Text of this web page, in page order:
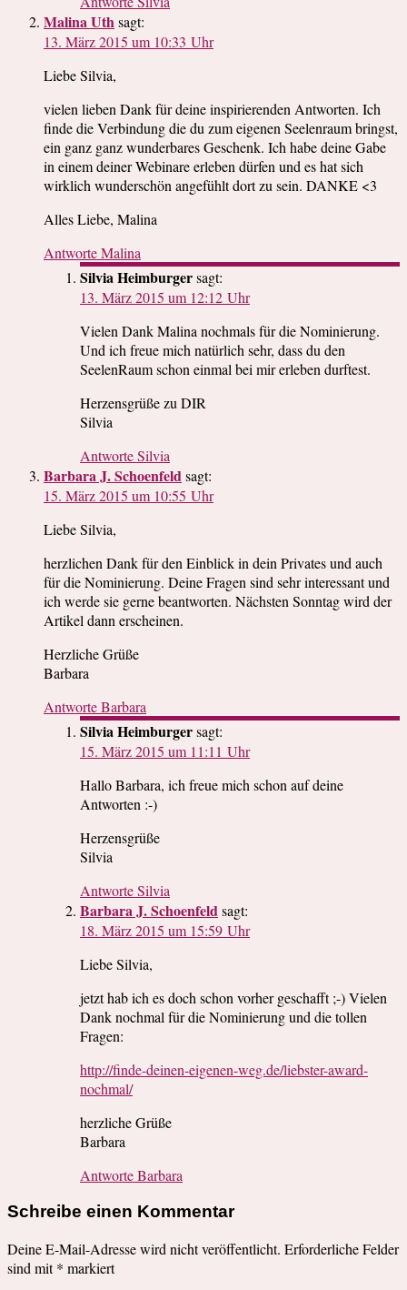
Malina Uthsagt:
13. März 2015 um 10:33 Uhr
Liebe Silvia,
vielen lieben Dank für deine inspirierenden Antworten. Ich
finde die Verbindung die du zum eigenen Seelenraum bringst,
ein ganz ganz wunderbares Geschenk. Ich habe deine Gabe
in einem deiner Webinare erleben dürfen und es hat sich
wirklich wunderschön angefühlt dort zu sein. DANKE <3
Alles Liebe, Malina
Antworte Malina
Silvia Heimburgersagt:
13. März 2015 um 12:12 Uhr
Vielen Dank Malina nochmals für die Nominierung.
Und ich freue mich natürlich sehr, dass du den
SeelenRaum schon einmal bei mir erleben durftest.
Herzensgrüße zu DIR
Silvia
Antworte Silvia
Barbara J. Schoenfeldsagt:
15. März 2015 um 10:55 Uhr
Liebe Silvia,
herzlichen Dank für den Einblick in dein Privates und auch
für die Nominierung. Deine Fragen sind sehr interessant und
ich werde sie gerne beantworten. Nächsten Sonntag wird der
Artikel dann erscheinen.
Herzliche Grüße
Barbara
Antworte Barbara
Silvia Heimburgersagt:
15. März 2015 um 11:11 Uhr
Hallo Barbara, ich freue mich schon auf deine
Antworten :-)
Herzensgrüße
Silvia
Antworte Silvia
Barbara J. Schoenfeldsagt:
18. März 2015 um 15:59 Uhr
Liebe Silvia,
jetzt hab ich es doch schon vorher geschafft ;-) Vielen
Dank nochmal für die Nominierung und die tollen
Fragen:
http://finde-deinen-eigenen-weg.de/liebster-award-
nochmal/
herzliche Grüße
Barbara
Antworte Barbara
Schreibe einen Kommentar
Deine E-Mail-Adresse wird nicht veröffentlicht. Erforderliche Felder
sind mit* markiert